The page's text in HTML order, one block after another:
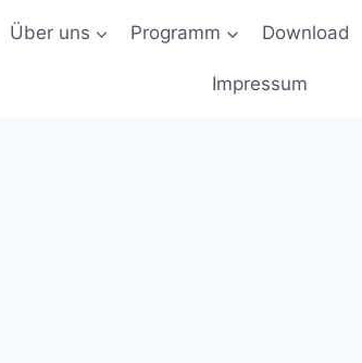
Über uns Programm Download
Impressum